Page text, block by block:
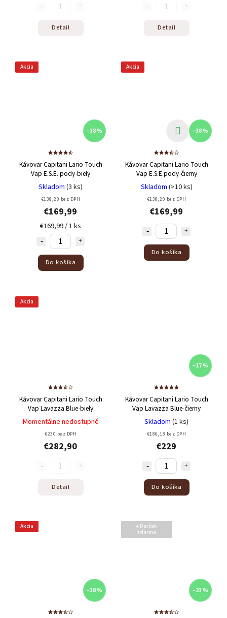
Detail Detail
Akcia
–38 %
Kávovar Capitani Lario Touch
Vap E.S.E. pody-biely
Skladom (3 ks)
€138,20 bez DPH
€169,99
€169,99 / 1 ks
Do košíka
Akcia
–38 %
Kávovar Capitani Lario Touch
Vap E.S.E.pody-čierny
Skladom (>10 ks)
€138,20 bez DPH
€169,99
Do košíka
Akcia
Kávovar Capitani Lario Touch
Vap Lavazza Blue-biely
Momentálne nedostupné
€230 bez DPH
€282,90
Detail
–17 %
Kávovar Capitani Lario Touch
Vap Lavazza Blue-čierny
Skladom (1 ks)
€186,18 bez DPH
€229
Do košíka
Akcia
–38 %
+ Darček
zdarma
–23 %